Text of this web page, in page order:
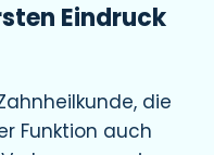
Eindruck
die
Funktion auch